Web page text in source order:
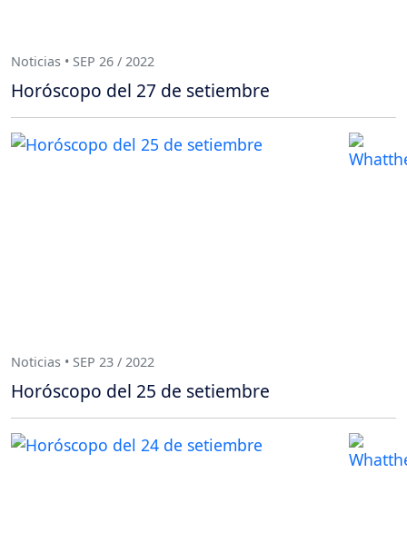
Noticias • SEP 26 / 2022
Horóscopo del 27 de setiembre
Noticias • SEP 23 / 2022
Horóscopo del 25 de setiembre